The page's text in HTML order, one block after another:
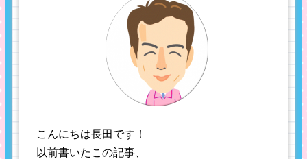
こんにちは長田です！
以前書いたこの記事、